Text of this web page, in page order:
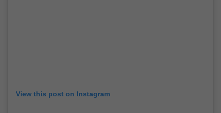
View this post on Instagram